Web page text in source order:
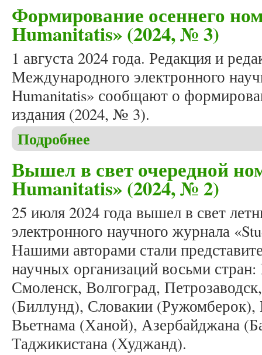
Формирование осеннего
Humanitatis» (2024, № 3)
1 августа 2024 года. Редакция и
Международного электронного
Humanitatis» сообщают о
издания (2024, № 3).
Подробнее
Вышел в свет очередной
Humanitatis» (2024, № 2)
25 июля 2024 года вышел в свет
электронного научного журнала
Нашими авторами стали
научных организаций восьми
Смоленск, Волгоград,
(Биллунд), Словакии
Вьетнама (Ханой), Азербайджана
Таджикистана (Худжанд).